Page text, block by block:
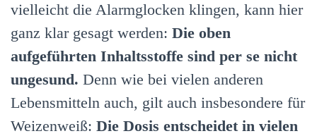
vielleicht die Alarmglocken klingen, kann hier
ganz klar gesagt werden: Die oben
aufgeführten Inhaltsstoffe sind per se nicht
ungesund. Denn wie bei vielen anderen
Lebensmitteln auch, gilt auch insbesondere für
Weizenweiß: Die Dosis entscheidet in vielen